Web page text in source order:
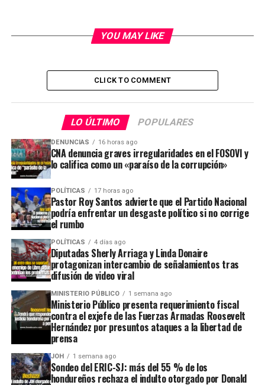
YOU MAY LIKE
CLICK TO COMMENT
LO ÚLTIMO POPULARES
DENUNCIAS 16 horas ago
CNA denuncia graves irregularidades en el FOSOVI y
lo califica como un «paraíso de la corrupción»
POLÍTICAS 17 horas ago
Pastor Roy Santos advierte que el Partido Nacional
podría enfrentar un desgaste político si no corrige
el rumbo
POLÍTICAS 4 días ago
Diputadas Sherly Arriaga y Linda Donaire
protagonizan intercambio de señalamientos tras
difusión de video viral
MINISTERIO PÚBLICO 1 semana ago
Ministerio Público presenta requerimiento fiscal
contra el exjefe de las Fuerzas Armadas Roosevelt
Hernández por presuntos ataques a la libertad de
prensa
JOH 1 semana ago
Sondeo del ERIC-SJ: más del 55 % de los
hondureños rechaza el indulto otorgado por Donald